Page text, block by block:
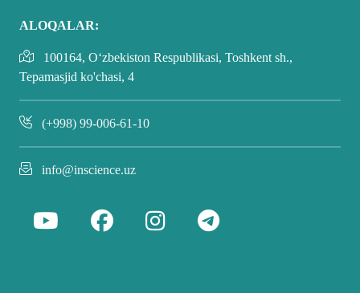
ALOQALAR:
100164, O‘zbekiston Respublikasi, Toshkent sh.,
Tepamasjid ko'chasi, 4
(+998) 99-006-61-10
info@inscience.uz